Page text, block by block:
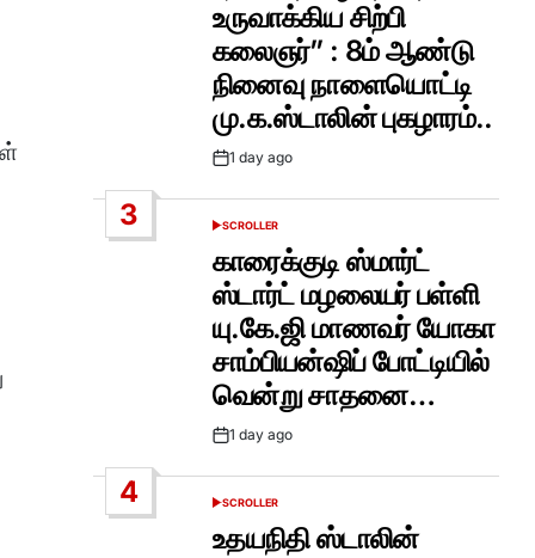
உருவாக்கிய சிற்பி
கலைஞர்” : 8ம் ஆண்டு
நினைவு நாளையொட்டி
மு.க.ஸ்டாலின் புகழாரம்..
Post1 day ago
3
POSTED
SCROLLER
காரைக்குடி ஸ்மார்ட்
ஸ்டார்ட் மழலையர் பள்ளி
யு.கே.ஜி மாணவர் யோகா
சாம்பியன்ஷிப் போட்டியில்
வென்று சாதனை…
Post1 day ago
4
POSTED
SCROLLER
உதயநிதி ஸ்டாலின்